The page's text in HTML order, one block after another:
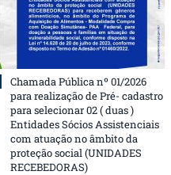
Chamada Pública nº 01/2026
para realização de Pré- cadastro
para selecionar 02 ( duas )
Entidades Sócios Assistenciais
com atuação no âmbito da
proteção social (UNIDADES
RECEBEDORAS)